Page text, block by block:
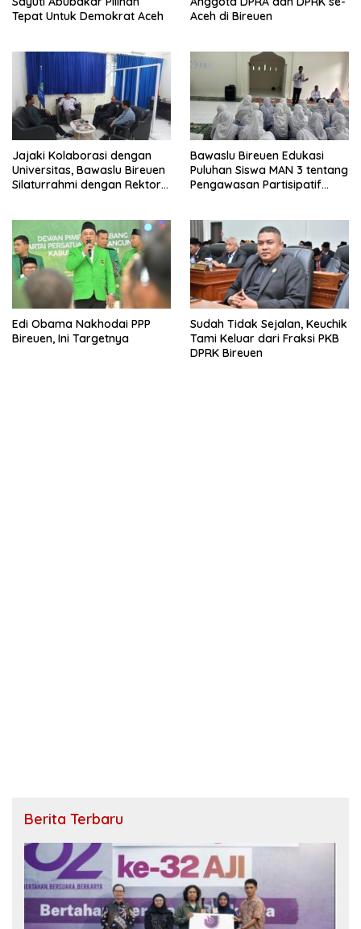
Tepat Untuk Demokrat Aceh
Aceh di Bireuen
Jajaki Kolaborasi dengan
Universitas, Bawaslu Bireuen
Silaturrahmi dengan Rektor
Bawaslu Bireuen Edukasi
Puluhan Siswa MAN 3 tentang
Pengawasan Partisipatif
Edi Obama Nakhodai PPP
Bireuen, Ini Targetnya
Sudah Tidak Sejalan, Keuchik
Tami Keluar dari Fraksi PKB
DPRK Bireuen
Berita Terbaru